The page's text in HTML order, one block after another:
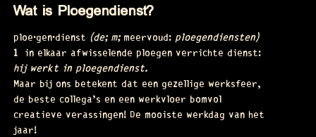
Wat is Ploegendienst?
ploe·gen·dienst (de; m;meervoud: ploegendiensten)
1 in elkaar afwisselende ploegen verrichte dienst:
hij werkt in ploegendienst.
Maar bij ons betekent dat een gezellige werksfeer,
de beste collega’s en een werkvloer bomvol
creatieve verassingen! De mooiste werkdag van het
jaar!